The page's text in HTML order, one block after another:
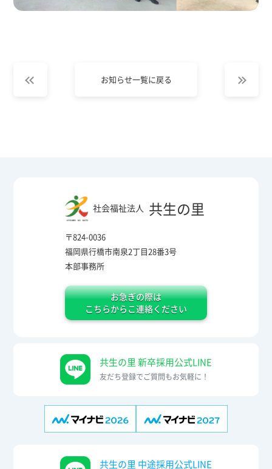
お知らせ一覧に戻る
社会福祉法人 共生の里
〒824-0036
福岡県行橋市南泉2丁目28番3号
本部事務所
お急ぎの際は
こちらからこ連絡ください
共生の里 新卒採用公式LINE
友だち登録でご質問もお気軽に！
共生の里 中途採用公式LINE